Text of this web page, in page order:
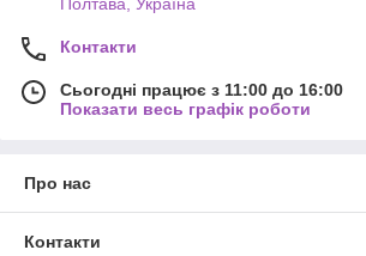
Контакти
Сьогодні працює з 11:00 до 16:00
Показати весь графік роботи
Про нас
Контакти